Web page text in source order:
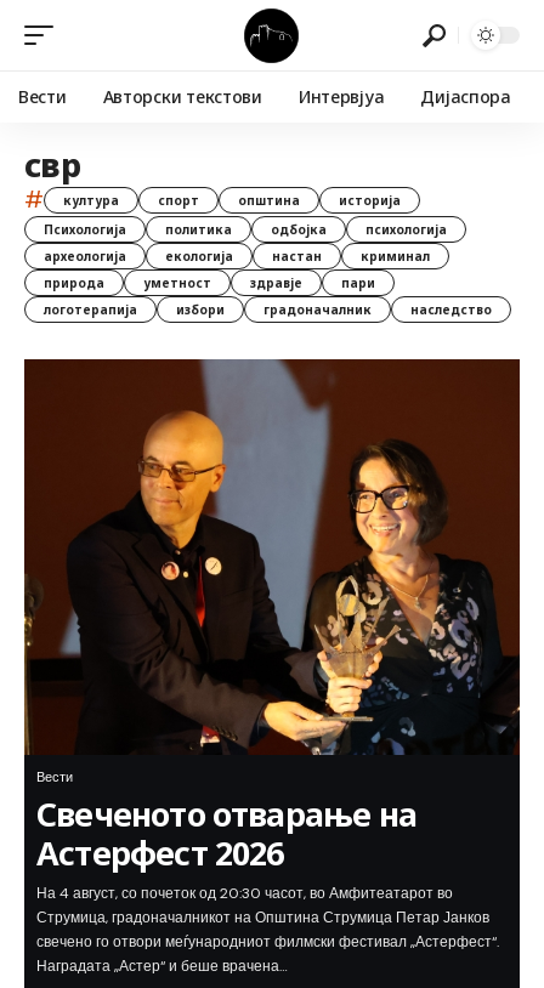
Вести Авторски текстови Интервјуа Дијаспора
свр
# култура спорт општина
историја
Психологија
политика одбојка
психологија
археологија
екологија настан
криминал
природа
уметност здравје
пари
логотерапија
избори градоначалник наследство
Вести
Свеченото отварање на
Астерфест 2026
На 4 август, со почеток од 20:30 часот, во Амфитеатарот во
Струмица, градоначалникот на Општина Струмица Петар Јанков
свечено го отвори меѓународниот филмски фестивал „Астерфест“.
Наградата „Астер“ и беше врачена…